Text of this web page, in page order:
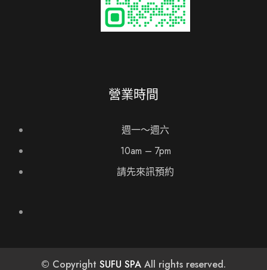
營業時間
週一～週六
10am – 7pm
請先來訊預約
© Copyright SUFU SPA All rights reserved.